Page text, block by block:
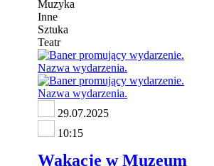
Muzyka
Inne
Sztuka
Teatr
29.07.2025
10:15
Wakacje w Muzeum